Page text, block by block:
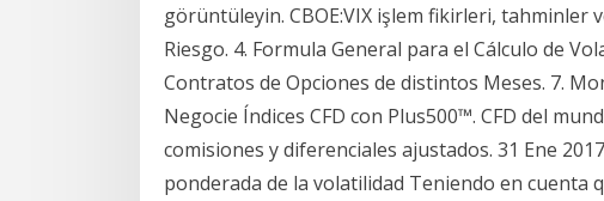
görüntüleyin. CBOE:VIX işlem fikirleri, tahminler
Riesgo. 4. Formula General para el Cálculo de
Contratos de Opciones de distintos Meses. 7.
Negocie Índices CFD con Plus500™. CFD del
comisiones y diferenciales ajustados. 31 Ene
ponderada de la volatilidad Teniendo en cuenta